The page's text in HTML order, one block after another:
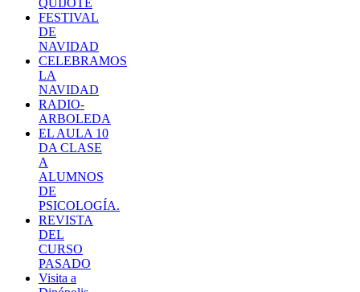
FESTIVAL
DE
NAVIDAD
CELEBRAMOS
LA
NAVIDAD
RADIO-
ARBOLEDA
EL AULA 10
DA CLASE
A
ALUMNOS
DE
PSICOLOGÍA.
REVISTA
DEL
CURSO
PASADO
Visita a